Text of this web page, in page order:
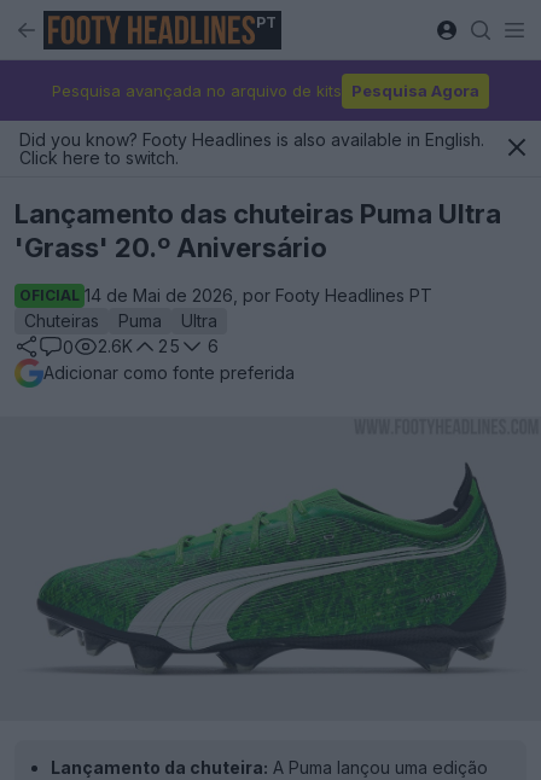
PT
Pesquisa avançada no arquivo de kits Pesquisa Agora
Did you know? Footy Headlines is also available in English.
Click here to switch.
Lançamento das chuteiras Puma Ultra
'Grass' 20.º Aniversário
OFICIAL 14 de Mai de 2026, por Footy Headlines PT
Chuteiras
Puma
Ultra
0
2.6K 25
6
Adicionar como fonte preferida
Lançamento da chuteira: A Puma lançou uma edição